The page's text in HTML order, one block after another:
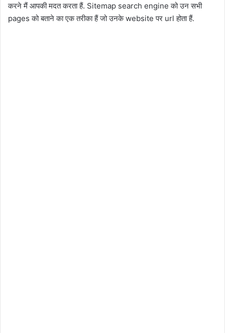
करने मैं आपकी मदत करता हैं. Sitemap search engine को उन सभी
pages को बताने का एक तरीका हैं जो उनके website पर url होता हैं.